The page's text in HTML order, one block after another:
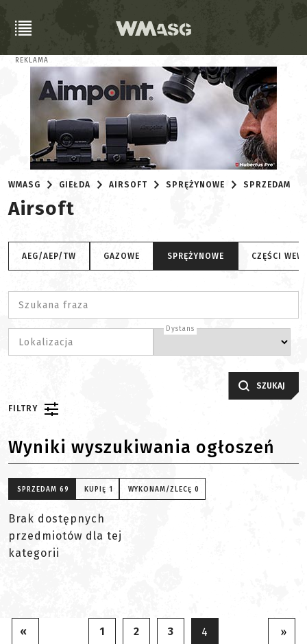
REKLAMA
WMASG GIEŁDA AIRSOFT SPRĘŻYNOWE SPRZEDAM
Airsoft
AEG/AEP/TW GAZOWE SPRĘŻYNOWE CZĘŚCI
Szukana fraza
Lokalizacja
Dystans
SZUKAJ
FILTRY
Wyniki wyszukiwania ogłoszeń
SPRZEDAM 69 KUPIĘ 1 WYKONAM/ZLECĘ 0
Brak dostępnych
przedmiotów dla tej
kategorii
« 1 2 3 4 »